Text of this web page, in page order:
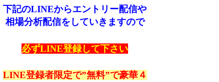
下記のLINEからエントリー配信や
相場分析配信をしていきますので
必ずLINE登録して下さい
LINE登録者限定で”無料”で豪華４